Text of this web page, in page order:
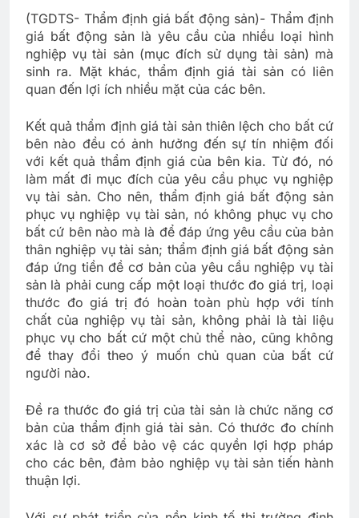
(TGDTS- Thẩm định giá bất động sản)- Thẩm định
giá bất động sản là yêu cầu của nhiều loại hình
nghiệp vụ tài sản (mục đích sử dụng tài sản) mà
sinh ra. Mặt khác, thẩm định giá tài sản có liên
quan đến lợi ích nhiều mặt của các bên.
Kết quả thẩm định giá tài sản thiên lệch cho bất cứ
bên nào đều có ảnh hưởng đến sự tín nhiệm đối
với kết quả thẩm định giá của bên kia. Từ đó, nó
làm mất đi mục đích của yêu cầu phục vụ nghiệp
vụ tài sản. Cho nên, thẩm định giá bất động sản
phục vụ nghiệp vụ tài sản, nó không phục vụ cho
bất cứ bên nào mà là để đáp ứng yêu cầu của bản
thân nghiệp vụ tài sản; thẩm định giá bất động sản
đáp ứng tiền đề cơ bản của yêu cầu nghiệp vụ tài
sản là phải cung cấp một loại thước đo giá trị, loại
thước đo giá trị đó hoàn toàn phù hợp với tính
chất của nghiệp vụ tài sản, không phải là tài liệu
phục vụ cho bất cứ một chủ thể nào, cũng không
để thay đổi theo ý muốn chủ quan của bất cứ
người nào.
Đề ra thước đo giá trị của tài sản là chức năng cơ
bản của thẩm định giá tài sản. Có thước đo chính
xác là cơ sở để bảo vệ các quyền lợi hợp pháp
cho các bên, đảm bảo nghiệp vụ tài sản tiến hành
thuận lợi.